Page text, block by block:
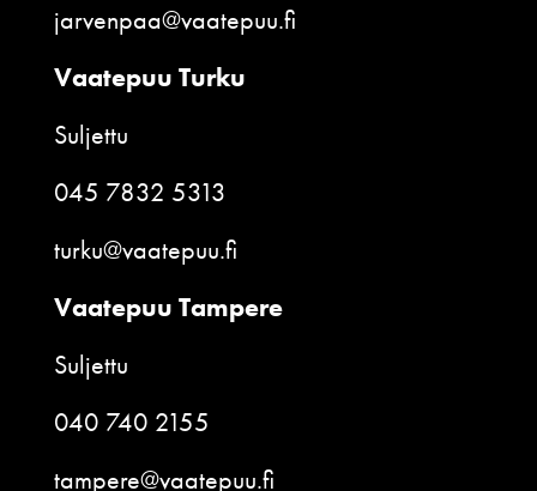
jarvenpaa@vaatepuu.fi
Vaatepuu Turku
Suljettu
045 7832 5313
turku@vaatepuu.fi
Vaatepuu Tampere
Suljettu
040 740 2155
tampere@vaatepuu.fi